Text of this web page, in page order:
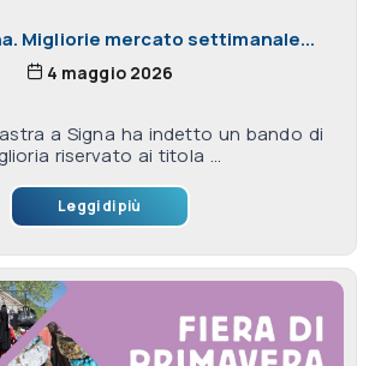
Migliorie mercato settimanale...
4 maggio 2026
a Signa ha indetto un bando di
riservato ai titola ...
Leggi di più